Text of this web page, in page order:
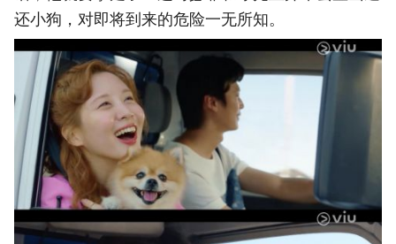
还小狗，对即将到来的危险一无所知。